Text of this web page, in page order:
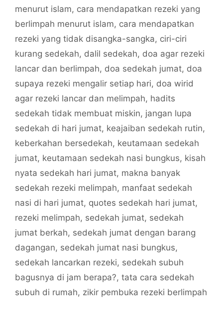
menurut islam, cara mendapatkan rezeki yang
berlimpah menurut islam, cara mendapatkan
rezeki yang tidak disangka-sangka, ciri-ciri
kurang sedekah, dalil sedekah, doa agar rezeki
lancar dan berlimpah, doa sedekah jumat, doa
supaya rezeki mengalir setiap hari, doa wirid
agar rezeki lancar dan melimpah, hadits
sedekah tidak membuat miskin, jangan lupa
sedekah di hari jumat, keajaiban sedekah rutin,
keberkahan bersedekah, keutamaan sedekah
jumat, keutamaan sedekah nasi bungkus, kisah
nyata sedekah hari jumat, makna banyak
sedekah rezeki melimpah, manfaat sedekah
nasi di hari jumat, quotes sedekah hari jumat,
rezeki melimpah, sedekah jumat, sedekah
jumat berkah, sedekah jumat dengan barang
dagangan, sedekah jumat nasi bungkus,
sedekah lancarkan rezeki, sedekah subuh
bagusnya di jam berapa?, tata cara sedekah
subuh di rumah, zikir pembuka rezeki berlimpah